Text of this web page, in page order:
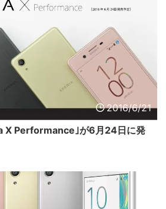
2016/6/21
X Performance｣が6月24日に発